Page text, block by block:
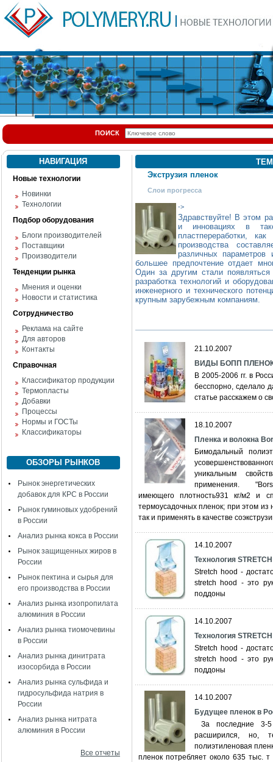
ПОИСК
НАВИГАЦИЯ
Новые технологии
Новинки
Технологии
Подбор оборудования
Блоги производителей
Поставщики
Производители
Тенденции рынка
Мнения и оценки
Новости и статистика
Сотрудничество
Реклама на сайте
Для авторов
Контакты
Справочная
Классификатор продукции
Термопласты
Добавки
Процессы
Нормы и ГОСТы
Классификаторы
ОБЗОРЫ РЫНКОВ
Рынок энергетических
добавок для КРС в России
Рынок гуминовых удобрений
в России
Анализ рынка кокса в России
Рынок защищенных жиров в
России
Рынок пектина и сырья для
его производства в России
Анализ рынка изопропилата
алюминия в России
Анализ рынка тиомочевины
в России
Анализ рынка динитрата
изосорбида в России
Анализ рынка сульфида и
гидросульфида натрия в
России
Анализ рынка нитрата
алюминия в России
Все отчеты
Экструзия пленок
Слои прогресса
->
Здравствуйте! В этом
и инновациях в
пластпереработки,
производства
различных
большее предпочтение отдает
Один за другим стали появляться
разработка технологий и
инженерного и технического
крупным зарубежным компаниям.
21.10.2007
ВИДЫ БОПП
В 2005-2006 гг. в
бесспорно, сделало
статье расскажем о
18.10.2007
Пленка и волокна
Бимодальный
уникальным
применения.
имеющего плотность931 кг/м2 и
термоусадочных пленок; при этом из
так и применять в качестве
14.10.2007
Технология
Stretch hood -
stretch hood - это
поддоны
14.10.2007
Технология
Stretch hood -
stretch hood - это
поддоны
14.10.2007
Будущее пленок в
За последние 3-5
расширился, но,
полиэтиленовая
пленок потребляет около 635 тыс.